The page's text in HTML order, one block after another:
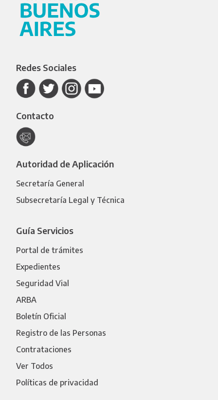
Redes Sociales
Contacto
Autoridad de Aplicación
Secretaría General
Subsecretaría Legal y Técnica
Guía Servicios
Portal de trámites
Expedientes
Seguridad Vial
ARBA
Boletín Oficial
Registro de las Personas
Contrataciones
Ver Todos
Políticas de privacidad